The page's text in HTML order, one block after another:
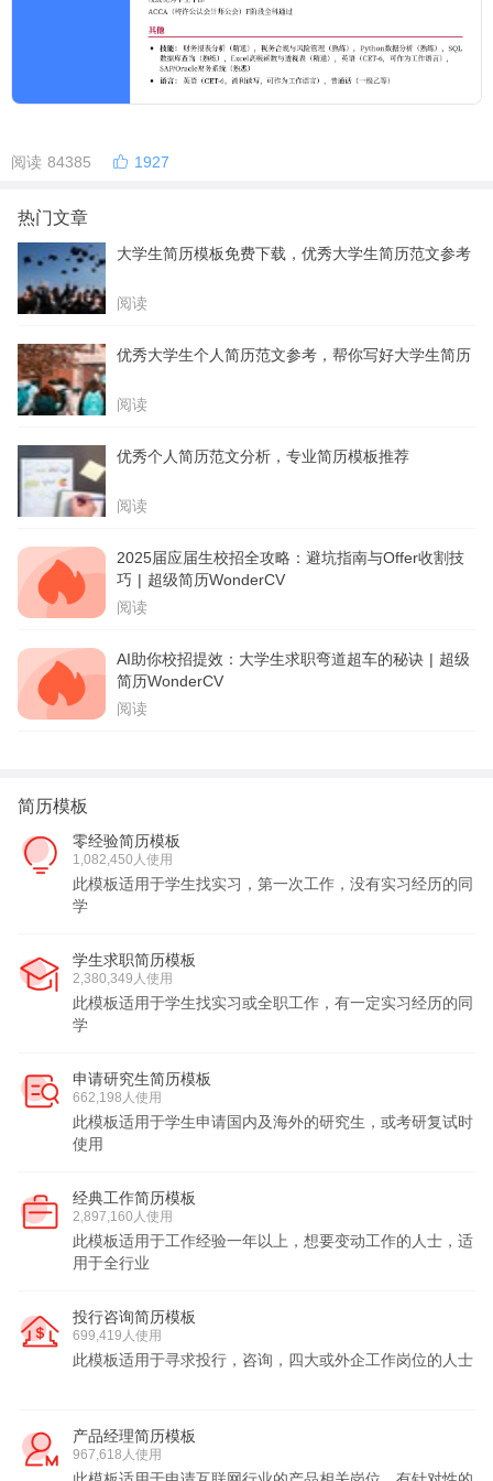
阅读 84385 1927
热门文章
大学生简历模板免费下载，优秀大学生简历范文参考
阅读
优秀大学生个人简历范文参考，帮你写好大学生简历
阅读
优秀个人简历范文分析，专业简历模板推荐
阅读
2025届应届生校招全攻略：避坑指南与Offer收割技
巧 | 超级简历WonderCV
阅读
AI助你校招提效：大学生求职弯道超车的秘诀 | 超级
简历WonderCV
阅读
简历模板
零经验简历模板
1,082,450人使用
此模板适用于学生找实习，第一次工作，没有实习经历的同
学
学生求职简历模板
2,380,349人使用
此模板适用于学生找实习或全职工作，有一定实习经历的同
学
申请研究生简历模板
662,198人使用
此模板适用于学生申请国内及海外的研究生，或考研复试时
使用
经典工作简历模板
2,897,160人使用
此模板适用于工作经验一年以上，想要变动工作的人士，适
用于全行业
投行咨询简历模板
699,419人使用
此模板适用于寻求投行，咨询，四大或外企工作岗位的人士
产品经理简历模板
967,618人使用